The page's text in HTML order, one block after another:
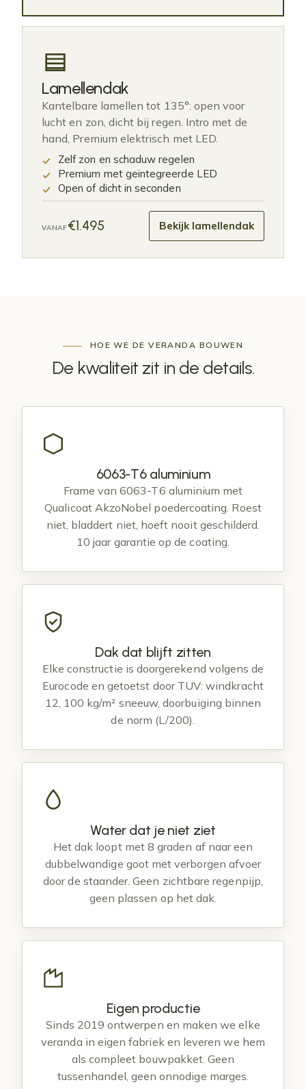
Lamellendak
Kantelbare lamellen tot 135°: open voor
lucht en zon, dicht bij regen. Intro met de
hand, Premium elektrisch met LED.
Zelf zon en schaduw regelen
Premium met geintegreerde LED
Open of dicht in seconden
VANAF€1.495 Bekijk lamellendak
HOE WE DE VERANDA BOUWEN
De kwaliteit zit in de details.
6063-T6 aluminium
Frame van 6063-T6 aluminium met
Qualicoat AkzoNobel poedercoating. Roest
niet, bladdert niet, hoeft nooit geschilderd.
10 jaar garantie op de coating.
Dak dat blijft zitten
Elke constructie is doorgerekend volgens de
Eurocode en getoetst door TUV: windkracht
12, 100 kg/m² sneeuw, doorbuiging binnen
de norm (L/200).
Water dat je niet ziet
Het dak loopt met 8 graden af naar een
dubbelwandige goot met verborgen afvoer
door de staander. Geen zichtbare regenpijp,
geen plassen op het dak.
Eigen productie
Sinds 2019 ontwerpen en maken we elke
veranda in eigen fabriek en leveren we hem
als compleet bouwpakket. Geen
tussenhandel, geen onnodige marges.